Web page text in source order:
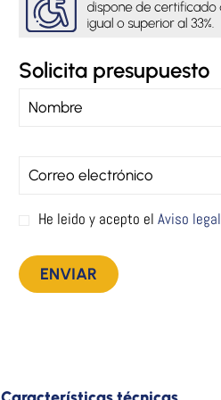
Solicita presupuesto
He leido y acepto el Aviso legal